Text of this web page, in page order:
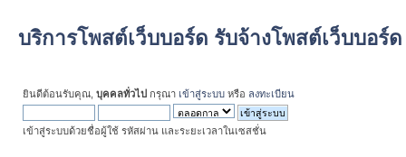
บริการโพสต์เว็บบอร์ด รับจ้างโพสต์เว็บบอร์
ยินดีต้อนรับคุณ, บุคคลทั่วไป กรุณา เข้าสู่ระบบ หรือ ลงทะเบียน
เข้าสู่ระบบด้วยชื่อผู้ใช้ รหัสผ่าน และระยะเวลาในเซสชั่น